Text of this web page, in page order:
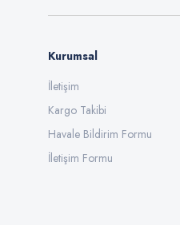
Kurumsal
İletişim
Kargo Takibi
Havale Bildirim Formu
İletişim Formu